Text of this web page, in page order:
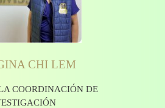
CHI LEM
COORDINACIÓN DE